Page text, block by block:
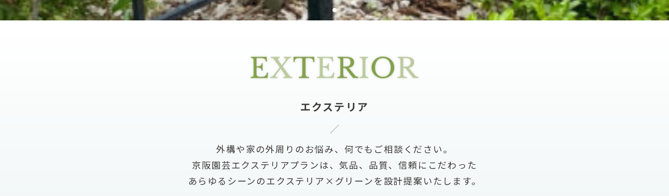
エクステリア
外構や家の外周りのお悩み、 何でもご相談ください。
京阪園芸エクステリアプランは、 気品、品質、信頼にこだわった
あらゆるシーンのエクステリア×グリーンを設計提案いたします。